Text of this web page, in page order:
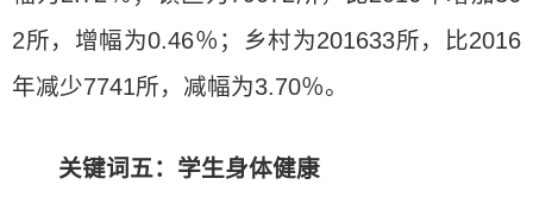
2所，增幅为0.46％；乡村为201633所，比2016
年减少7741所，减幅为3.70％。
关键词五：学生身体健康